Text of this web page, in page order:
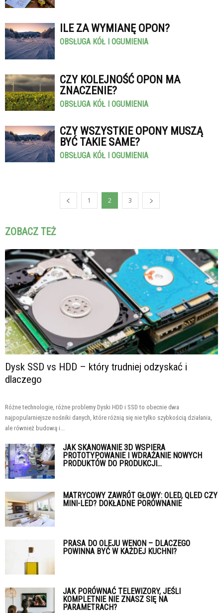
ILE ZA WYMIANĘ OPON?
OBSŁUGA KÓŁ I OGUMIENIA
CZY KOLEJNOŚĆ OPON MA
ZNACZENIE?
OBSŁUGA KÓŁ I OGUMIENIA
CZY WSZYSTKIE OPONY MUSZĄ
BYĆ TAKIE SAME?
OBSŁUGA KÓŁ I OGUMIENIA
1 2 3
ZOBACZ TEŻ
Dysk SSD vs HDD – który trudniej odzyskać i
dlaczego
Różne technologie, różne problemy Dyski HDD i SSD to obecnie dwa
najpopularniejsze nośniki danych, które różnią się nie tylko szybkością działania,
ale również budową i...
JAK SKANOWANIE 3D WSPIERA
PROTOTYPOWANIE I WDRAŻANIE NOWYCH
PRODUKTÓW DO PRODUKCJI...
MATRYCOWY ZAWRÓT GŁOWY: OLED, QLED CZY
MINI-LED? DOKŁADNE PORÓWNANIE
PRASA DO OLEJU WENON – DLACZEGO
POWINNA BYĆ W KAŻDEJ KUCHNI?
JAK PORÓWNAĆ TELEWIZORY, JEŚLI
KOMPLETNIE NIE ZNASZ SIĘ NA
PARAMETRACH?